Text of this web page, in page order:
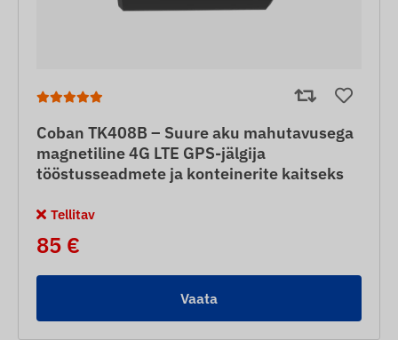
Coban TK408B – Suure aku mahutavusega
magnetiline 4G LTE GPS-jälgija
tööstusseadmete ja konteinerite kaitseks
Tellitav
85 €
Vaata